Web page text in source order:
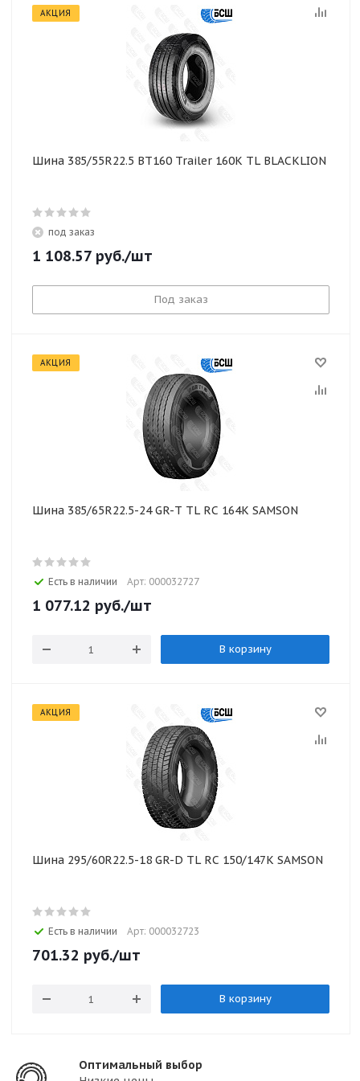
АКЦИЯ
Шина 385/55R22.5 BT160 Trailer 160K TL BLACKLION
под заказ
1 108.57 руб./шт
Под заказ
АКЦИЯ
Шина 385/65R22.5-24 GR-T TL RC 164K SAMSON
Есть в наличии Арт: 000032727
1 077.12 руб./шт
В корзину
АКЦИЯ
Шина 295/60R22.5-18 GR-D TL RC 150/147K SAMSON
Есть в наличии Арт: 000032723
701.32 руб./шт
В корзину
Оптимальный выбор